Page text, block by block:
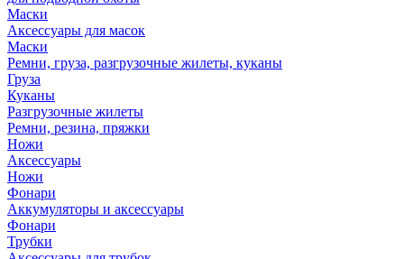
Маски
Аксессуары для масок
Маски
Ремни, груза, разгрузочные жилеты, куканы
Груза
Куканы
Разгрузочные жилеты
Ремни, резина, пряжки
Ножи
Аксессуары
Ножи
Фонари
Аккумуляторы и аксессуары
Фонари
Трубки